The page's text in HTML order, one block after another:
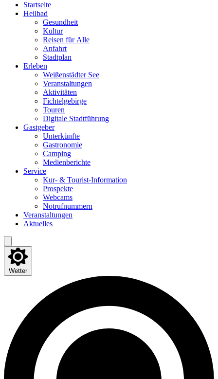
Start­sei­te
Heil­bad
Gesund­heit
Kul­tur
Rei­sen für Alle
Anfahrt
Stadt­plan
Erle­ben
Wei­ßen­städ­ter See
Ver­an­stal­tun­gen
Akti­vi­tä­ten
Fich­tel­ge­bir­ge
Tou­ren
Digi­ta­le Stadtführung
Gast­ge­ber
Unter­künf­te
Gas­tro­no­mie
Cam­ping
Medi­en­be­rich­te
Ser­vice
Kur- & Tourist-Information
Pro­spek­te
Web­cams
Not­ruf­num­mern
Ver­an­stal­tun­gen
Aktu­el­les
Wetter